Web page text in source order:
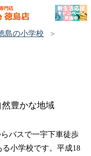
島の小学校
豊かな地域
バスで一宇下車徒歩
小学校です。平成18